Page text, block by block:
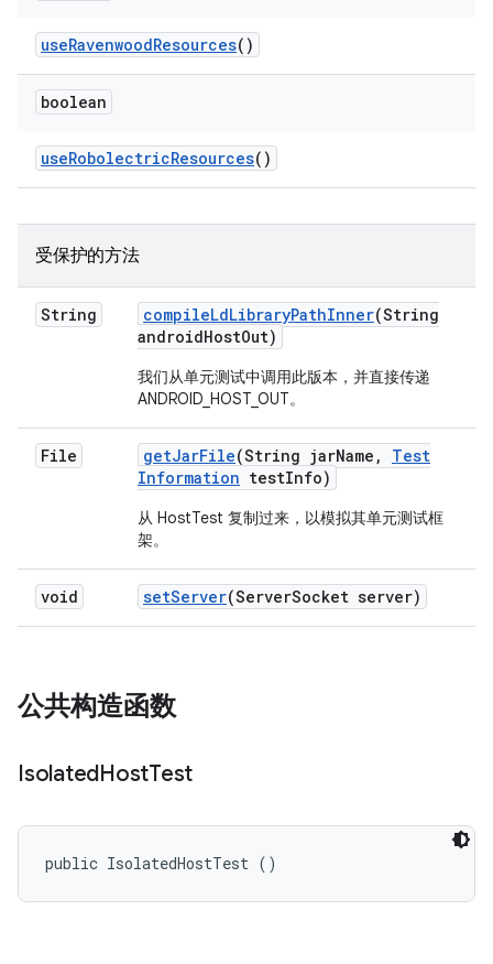
useRavenwoodResources()
boolean
useRobolectricResources()
受保护的方法
String compileLdLibraryPathInner(String
androidHostOut)
我们从单元测试中调用此版本，并直接传递
ANDROID_HOST_OUT。
File getJarFile(String jarName ,
Test
Information testInfo)
从 HostTest 复制过来，以模拟其单元测试框
架。
void setServer(ServerSocket server)
公共构造函数
IsolatedHostTest
public IsolatedHostTest ()